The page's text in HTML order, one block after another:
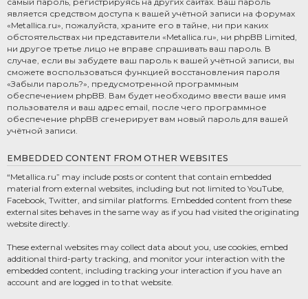
является средством доступа к вашей учётной записи на форумах
«Metallica.ru», пожалуйста, храните его в тайне, ни при каких
обстоятельствах ни представители «Metallica.ru», ни phpBB Limited,
ни другое третье лицо не вправе спрашивать ваш пароль. В
случае, если вы забудете ваш пароль к вашей учётной записи, вы
сможете воспользоваться функцией восстановления пароля
«Забыли пароль?», предусмотренной программным
обеспечением phpBB. Вам будет необходимо ввести ваше имя
пользователя и ваш адрес email, после чего программное
обеспечение phpBB сгенерирует вам новый пароль для вашей
учётной записи.
EMBEDDED CONTENT FROM OTHER WEBSITES
“Metallica.ru” may include posts or content that contain embedded
material from external websites, including but not limited to YouTube,
Facebook, Twitter, and similar platforms. Embedded content from these
external sites behaves in the same way as if you had visited the originating
website directly.
These external websites may collect data about you, use cookies, embed
additional third-party tracking, and monitor your interaction with the
embedded content, including tracking your interaction if you have an
account and are logged in to that website.